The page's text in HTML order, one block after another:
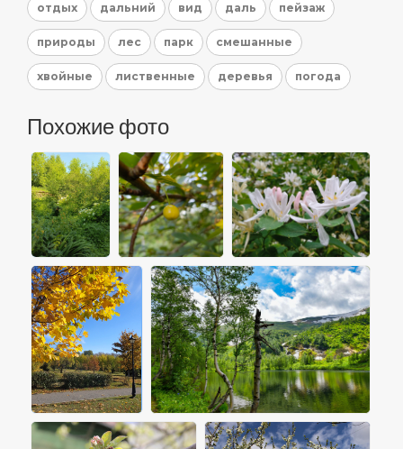
отдых дальний вид даль пейзаж
природы лес парк смешанные
хвойные лиственные деревья погода
Похожие фото